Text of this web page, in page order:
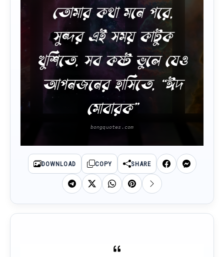
তোমার কথা মনে পরে,
সুন্দর এই সময় কাটুক
খুশিতে, সব কষ্ট ভুলে যেও
আপনজনের হাসিতে, “ঈদ
মোবারক”
DOWNLOAD COPY SHARE